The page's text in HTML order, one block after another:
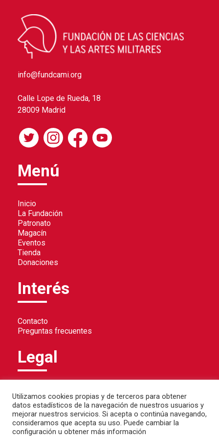
info@fundcami.org
Calle Lope de Rueda, 18
28009 Madrid
Menú
Inicio
La Fundación
Patronato
Magacín
Eventos
Tienda
Donaciones
Interés
Contacto
Preguntas frecuentes
Legal
Política de cookies
Aviso legal
Utilizamos cookies propias y de terceros para obtener
datos estadísticos de la navegación de nuestros usuarios y
mejorar nuestros servicios. Si acepta o continúa navegando,
consideramos que acepta su uso. Puede cambiar la
configuración u obtener más información